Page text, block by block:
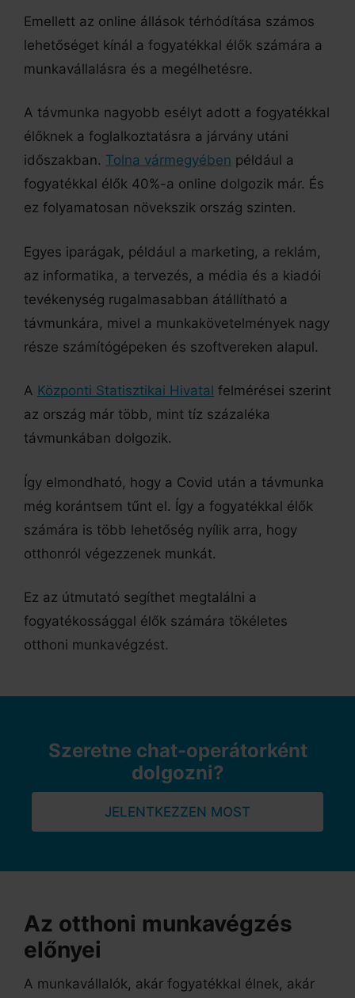
Emellett az online állások térhódítása számos
lehetőséget kínál a fogyatékkal élők számára a
munkavállalásra és a megélhetésre.
A távmunka nagyobb esélyt adott a fogyatékkal
élőknek a foglalkoztatásra a járvány utáni
időszakban. Tolna vármegyében például a
fogyatékkal élők 40%-a online dolgozik már. És
ez folyamatosan növekszik ország szinten.
Egyes iparágak, például a marketing, a reklám,
az informatika, a tervezés, a média és a kiadói
tevékenység rugalmasabban átállítható a
távmunkára, mivel a munkakövetelmények nagy
része számítógépeken és szoftvereken alapul.
A Központi Statisztikai Hivatal felmérései szerint
az ország már több, mint tíz százaléka
távmunkában dolgozik.
Így elmondható, hogy a Covid után a távmunka
még korántsem tűnt el. Így a fogyatékkal élők
számára is több lehetőség nyílik arra, hogy
otthonról végezzenek munkát.
Ez az útmutató segíthet megtalálni a
fogyatékossággal élők számára tökéletes
otthoni munkavégzést.
Szeretne chat-operátorként
dolgozni?
JELENTKEZZEN MOST
Az otthoni munkavégzés
előnyei
A munkavállalók, akár fogyatékkal élnek, akár